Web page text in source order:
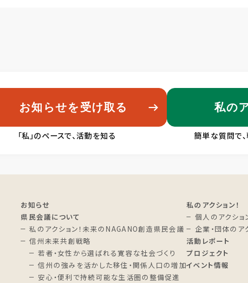
お知らせを受け取る
「私」のペースで、活動を知る
私の
簡単な質問で
お知らせ
県民会議について
私のアクション！未来のNAGANO創造県民会議
信州未来共創戦略
若者・女性から選ばれる寛容な社会づくり
信州の強みを活かした移住・関係人口の増加
安心・便利で持続可能な生活圏の整備促進
私のアクション！
個人のアクショ
企業・団体のア
活動レポート
プロジェクト
イベント情報